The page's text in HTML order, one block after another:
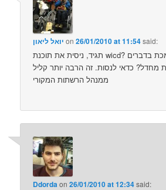
יואל ליאון on26/01/2010 at 11:54said:
תגיד, ניסית את תוכנת wicd? אולי התוכנה תומכת בדברים
מחדל? כדאי לנסות. זה הרבה יותר קליל
ממנהל הרשתות המקורי
Ddorda on26/01/2010 at 12:34said: